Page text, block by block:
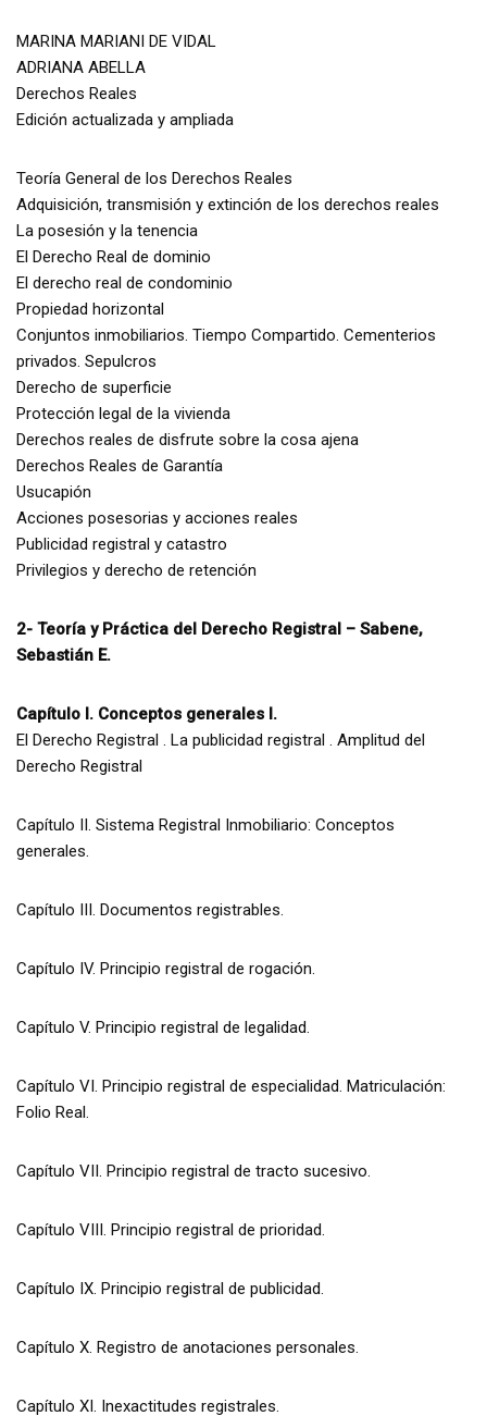
MARINA MARIANI DE VIDAL
ADRIANA ABELLA
Derechos Reales
Edición actualizada y ampliada
Teoría General de los Derechos Reales
Adquisición, transmisión y extinción de los derechos reales
La posesión y la tenencia
El Derecho Real de dominio
El derecho real de condominio
Propiedad horizontal
Conjuntos inmobiliarios. Tiempo Compartido. Cementerios
privados. Sepulcros
Derecho de superficie
Protección legal de la vivienda
Derechos reales de disfrute sobre la cosa ajena
Derechos Reales de Garantía
Usucapión
Acciones posesorias y acciones reales
Publicidad registral y catastro
Privilegios y derecho de retención
2- Teoría y Práctica del Derecho Registral – Sabene,
Sebastián E.
Capítulo I. Conceptos generales I.
El Derecho Registral . La publicidad registral . Amplitud del
Derecho Registral
Capítulo II. Sistema Registral Inmobiliario: Conceptos
generales.
Capítulo III. Documentos registrables.
Capítulo IV. Principio registral de rogación.
Capítulo V. Principio registral de legalidad.
Capítulo VI. Principio registral de especialidad. Matriculación:
Folio Real.
Capítulo VII. Principio registral de tracto sucesivo.
Capítulo VIII. Principio registral de prioridad.
Capítulo IX. Principio registral de publicidad.
Capítulo X. Registro de anotaciones personales.
Capítulo XI. Inexactitudes registrales.